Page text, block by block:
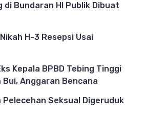
di Bundaran HI Publik Dibuat
H-3 Resepsi Usai
Kepala BPBD Tebing Tinggi
Anggaran Bencana
Pelecehan Seksual Digeruduk